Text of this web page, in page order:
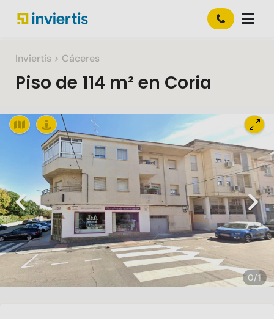
Inviertis > Cáceres
Piso de 114 m² en Coria
Slide 1 of 1
0/1
Previous Next